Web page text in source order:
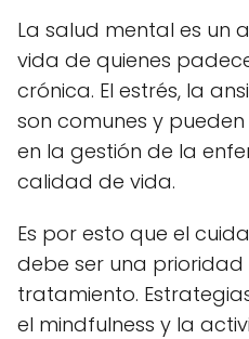
La salud mental es un
vida de quienes
crónica. El estrés, la
son comunes y
en la gestión de la
calidad de vida.
Es por esto que el
debe ser una prioridad
tratamiento.
el mindfulness y la